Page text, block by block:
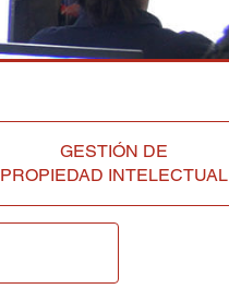
GESTIÓN DE
PROPIEDAD INTELECTUAL